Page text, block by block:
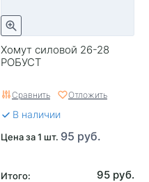
Хомут силовой 26-28
РОБУСТ
Сравнить Отложить
В наличии
Цена за 1 шт. 95 руб.
Итого: 95 руб.